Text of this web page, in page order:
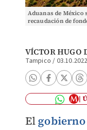
Aduanas de
recaudación de
VÍCTOR HUGO
Tampico /
El